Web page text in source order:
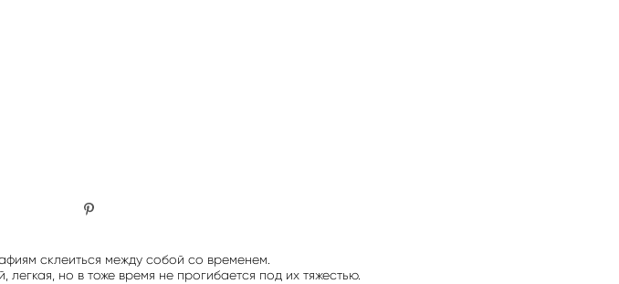
склеиться между собой со временем.
но в тоже время не прогибается под их тяжестью.